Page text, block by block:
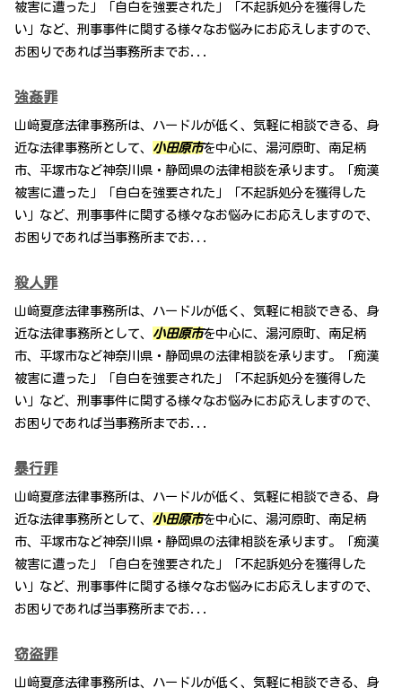
被害に遭った」「自白を強要された」「不起訴処分を獲得した
い」など、刑事事件に関する様々なお悩みにお応えしますので、
お困りであれば当事務所までお...
強姦罪
山﨑夏彦法律事務所は、ハードルが低く、気軽に相談できる、身
近な法律事務所として、 小田原市を中心に、湯河原町、南足柄
市、平塚市など神奈川県・静岡県の法律相談を承ります。「痴漢
被害に遭った」「自白を強要された」「不起訴処分を獲得した
い」など、刑事事件に関する様々なお悩みにお応えしますので、
お困りであれば当事務所までお...
殺人罪
山﨑夏彦法律事務所は、ハードルが低く、気軽に相談できる、身
近な法律事務所として、 小田原市を中心に、湯河原町、南足柄
市、平塚市など神奈川県・静岡県の法律相談を承ります。「痴漢
被害に遭った」「自白を強要された」「不起訴処分を獲得した
い」など、刑事事件に関する様々なお悩みにお応えしますので、
お困りであれば当事務所までお...
暴行罪
山﨑夏彦法律事務所は、ハードルが低く、気軽に相談できる、身
近な法律事務所として、 小田原市を中心に、湯河原町、南足柄
市、平塚市など神奈川県・静岡県の法律相談を承ります。「痴漢
被害に遭った」「自白を強要された」「不起訴処分を獲得した
い」など、刑事事件に関する様々なお悩みにお応えしますので、
お困りであれば当事務所までお...
窃盗罪
山﨑夏彦法律事務所は、ハードルが低く、気軽に相談できる、身